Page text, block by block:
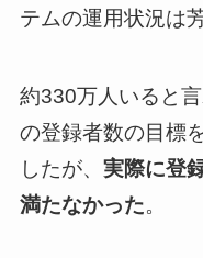
テムの運用状況は
約330万人いると
の登録者数の目標
したが、 実際に登
満たなかった。